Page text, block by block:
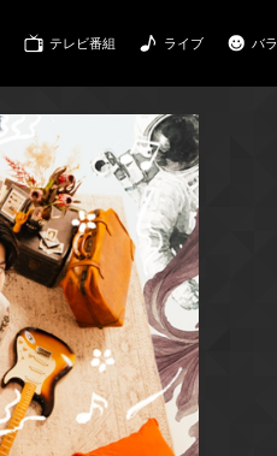
テレビ番組 ライブ バ